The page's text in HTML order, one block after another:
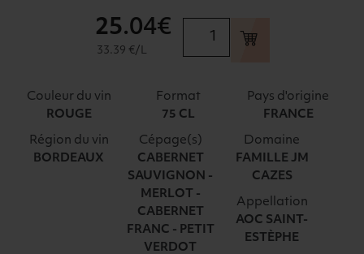
M
CAZES
2019
25.04€
33.39 €/L
Couleur du vin
ROUGE
Format
75 CL
Pays d'origine
FRANCE
Région du vin
BORDEAUX
Cépage(s)
CABERNET
SAUVIGNON -
MERLOT -
CABERNET
FRANC - PETIT
VERDOT
Domaine
FAMILLE JM
CAZES
Appellation
AOC SAINT-
ESTÈPHE